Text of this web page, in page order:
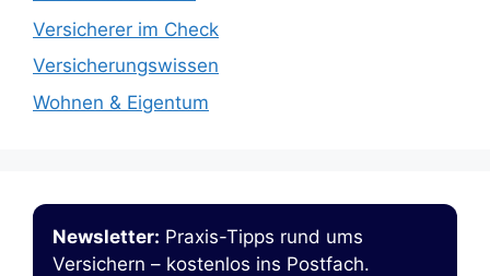
Versicherer im Check
Versicherungswissen
Wohnen & Eigentum
Newsletter: Praxis-Tipps rund ums
Versichern – kostenlos ins Postfach.